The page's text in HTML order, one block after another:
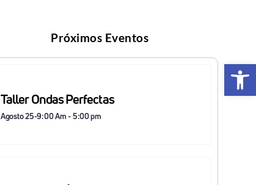
Abrir
Próximos Eventos
Taller Ondas Perfectas
Agosto 25-9:00 Am-5:00 pm